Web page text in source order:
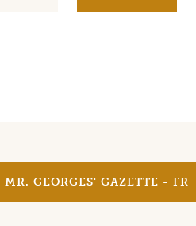
MR. GEORGES' GAZETTE - FR